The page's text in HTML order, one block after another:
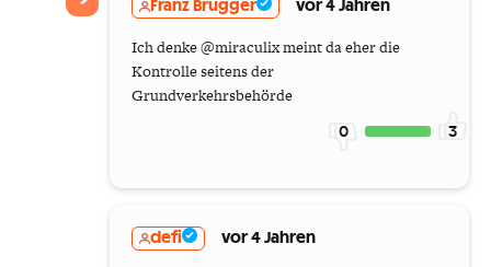
Franz Brugger vor 4 Jahren
Ich denke @miraculix meint da eher die
Kontrolle seitens der
Grundverkehrsbehörde
0 3
defi vor 4 Jahren